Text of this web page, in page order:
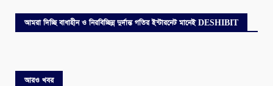
আমরা দিচ্ছি বাধাহীন ও নিরবিচ্ছিন্ন দুর্দান্ত গতির ইন্টারনেট মানেই DESHIBIT
আরও খবর